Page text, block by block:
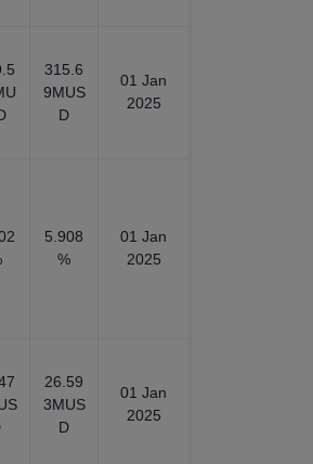
315.6
9MUS
D
01 Jan
2025
5.908
%
01 Jan
2025
26.59
3MUS
D
01 Jan
2025